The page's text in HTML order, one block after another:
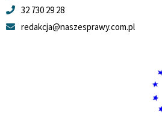
32 730 29 28
redakcja@naszesprawy.com.pl